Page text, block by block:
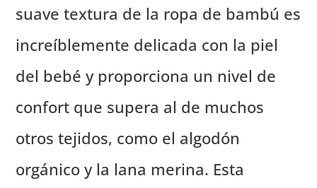
suave textura de la ropa de bambú es
increíblemente delicada con la piel
del bebé y proporciona un nivel de
confort que supera al de muchos
otros tejidos, como el algodón
orgánico y la lana merina. Esta